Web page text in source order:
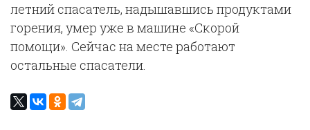
летний спасатель, надышавшись продуктами
горения, умер уже в машине «Скорой
помощи». Сейчас на месте работают
остальные спасатели.